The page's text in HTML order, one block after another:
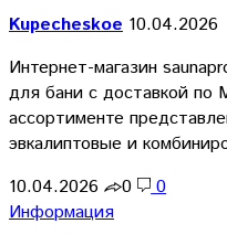
Kupecheskoe 10.04.2026
Интернет-магазин
для бани с доставкой
ассортименте
эвкалиптовые и
10.04.2026
0
0
Информация